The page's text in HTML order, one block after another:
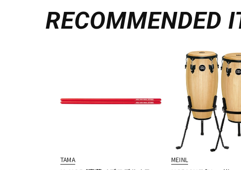
RECOMMENDED
TAMA MEINL